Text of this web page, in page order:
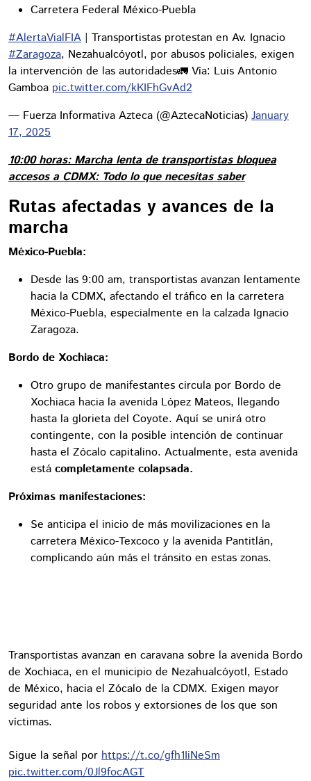
Carretera Federal México-Puebla
#AlertaVialFIA | Transportistas protestan en Av. Ignacio
#Zaragoza, Nezahualcóyotl, por abusos policiales, exigen
la intervención de las autoridades🚛 Vía: Luis Antonio
Gamboa pic.twitter.com/kKIFhGvAd2
— Fuerza Informativa Azteca (@AztecaNoticias) January
17, 2025
10:00 horas: Marcha lenta de transportistas bloquea
accesos a CDMX: Todo lo que necesitas saber
Rutas afectadas y avances de la
marcha
México-Puebla:
Desde las 9:00 am, transportistas avanzan lentamente
hacia la CDMX, afectando el tráfico en la carretera
México-Puebla, especialmente en la calzada Ignacio
Zaragoza.
Bordo de Xochiaca:
Otro grupo de manifestantes circula por Bordo de
Xochiaca hacia la avenida López Mateos, llegando
hasta la glorieta del Coyote. Aquí se unirá otro
contingente, con la posible intención de continuar
hasta el Zócalo capitalino. Actualmente, esta avenida
está completamente colapsada.
Próximas manifestaciones:
Se anticipa el inicio de más movilizaciones en la
carretera México-Texcoco y la avenida Pantitlán,
complicando aún más el tránsito en estas zonas.
Transportistas avanzan en caravana sobre la avenida Bordo
de Xochiaca, en el municipio de Nezahualcóyotl, Estado
de México, hacia el Zócalo de la CDMX. Exigen mayor
seguridad ante los robos y extorsiones de los que son
víctimas.
Sigue la señal por https://t.co/gfh1IiNeSm
pic.twitter.com/0Jl9focAGT